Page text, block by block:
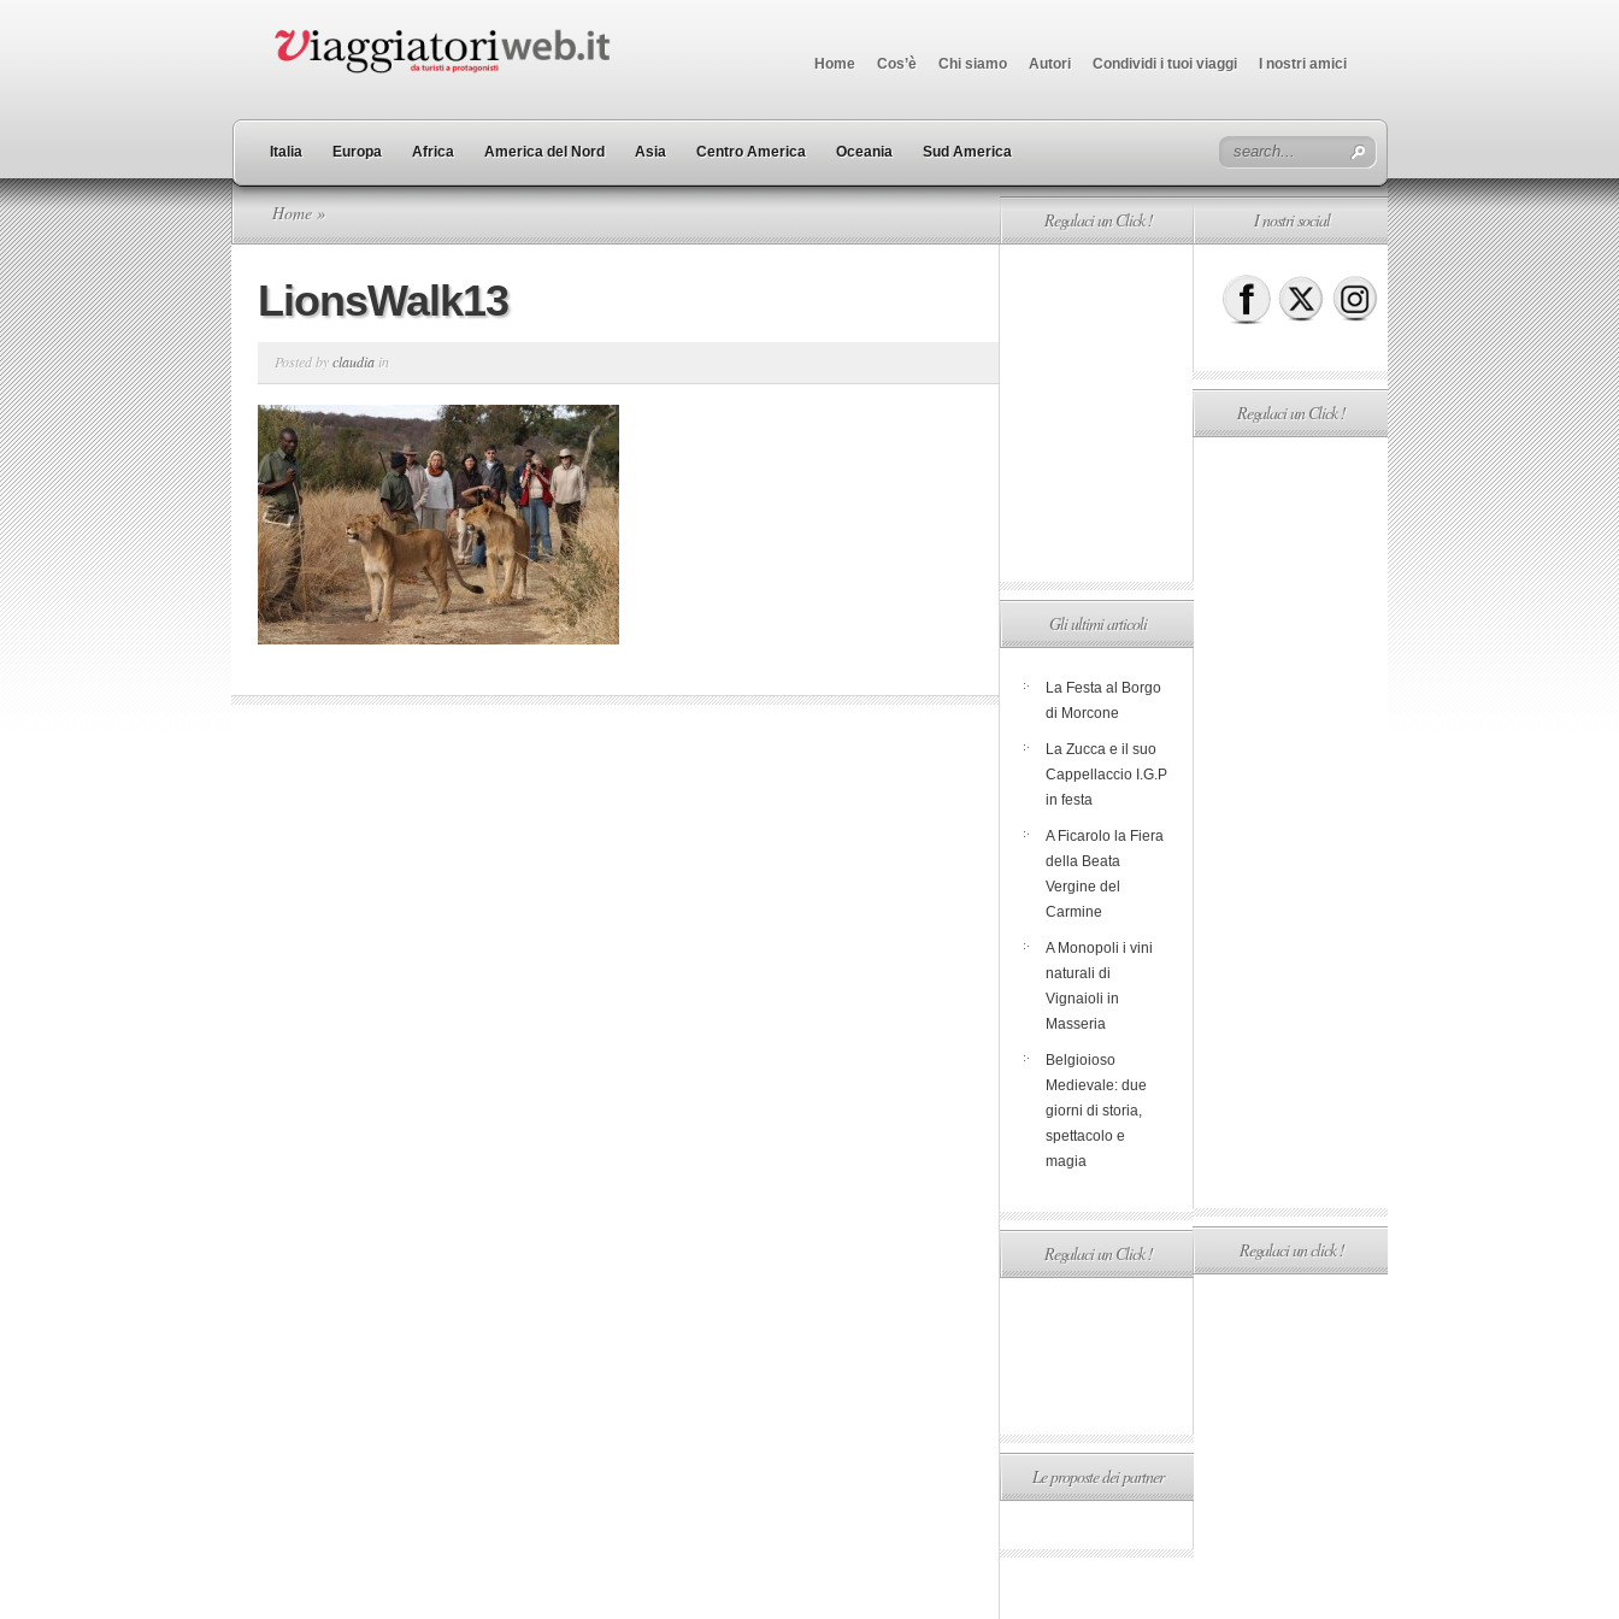
Home Cos’è Chi siamo Autori Condividi i tuoi viaggi I nostri amici
Italia Europa Africa America del Nord Asia Centro America Oceania Sud America
Home »
LionsWalk13
Posted byclaudia in
Regalaci un Click !
Gli ultimi articoli
La Festa al Borgo
di Morcone
La Zucca e il suo
Cappellaccio I.G.P
in festa
A Ficarolo la Fiera
della Beata
Vergine del
Carmine
A Monopoli i vini
naturali di
Vignaioli in
Masseria
Belgioioso
Medievale: due
giorni di storia,
spettacolo e
magia
Regalaci un Click !
Le proposte dei partner
I nostri social
Regalaci un Click !
Regalaci un click !